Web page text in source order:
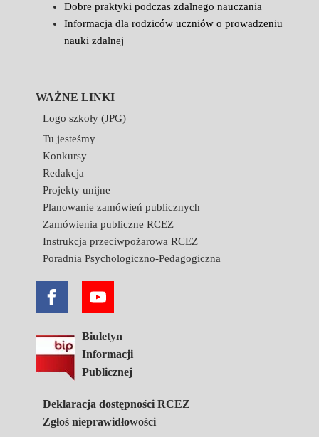
Dobre praktyki podczas zdalnego nauczania
Informacja dla rodziców uczniów o prowadzeniu
nauki zdalnej
WAŻNE LINKI
Logo szkoły (JPG)
Tu jesteśmy
Konkursy
Redakcja
Projekty unijne
Planowanie zamówień publicznych
Zamówienia publiczne RCEZ
Instrukcja przeciwpożarowa RCEZ
Poradnia Psychologiczno-Pedagogiczna
Biuletyn
Informacji
Publicznej
Deklaracja dostępności RCEZ
Zgłoś nieprawidłowości